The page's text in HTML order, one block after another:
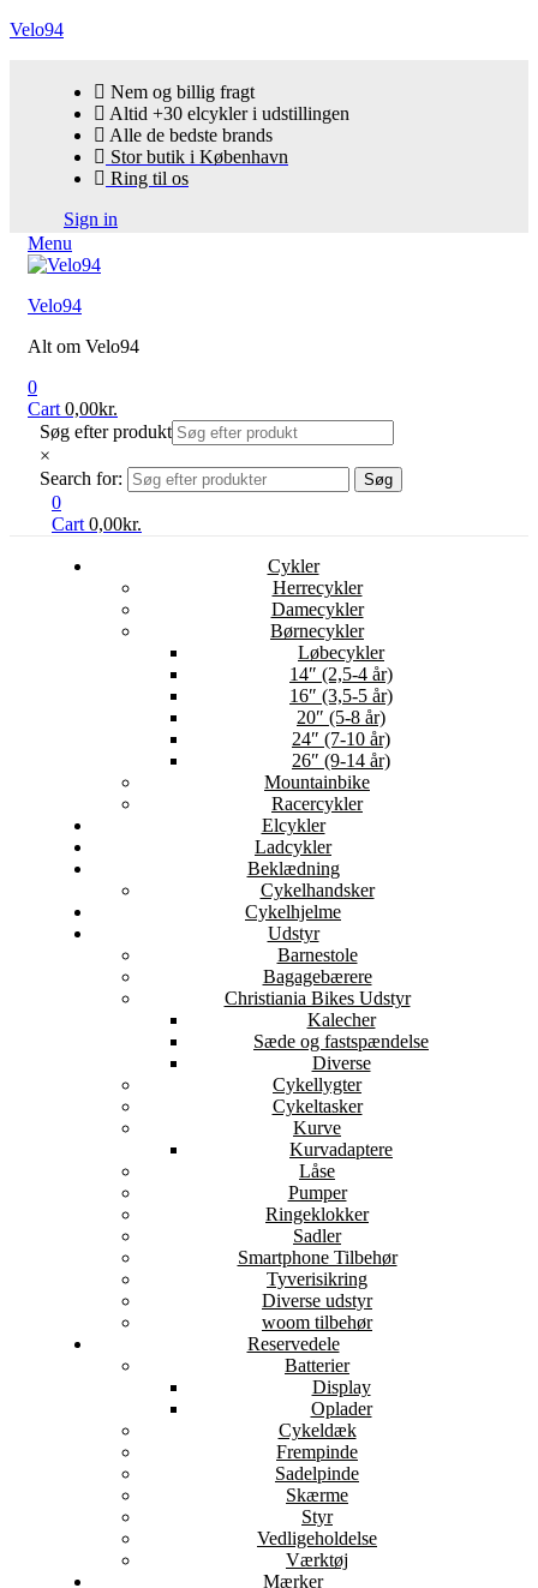
Velo94
Nem og billig fragt
Altid +30 elcykler i udstillingen
Alle de bedste brands
Stor butik i København
Ring til os
Sign in
Menu
Velo94
Alt om Velo94
0
Cart 0,00kr.
Søg efter produkt
×
Search for:
Søg
0
Cart 0,00kr.
Cykler
Herrecykler
Damecykler
Børnecykler
Løbecykler
14″ (2,5-4 år)
16″ (3,5-5 år)
20″ (5-8 år)
24″ (7-10 år)
26″ (9-14 år)
Mountainbike
Racercykler
Elcykler
Ladcykler
Beklædning
Cykelhandsker
Cykelhjelme
Udstyr
Barnestole
Bagagebærere
Christiania Bikes Udstyr
Kalecher
Sæde og fastspændelse
Diverse
Cykellygter
Cykeltasker
Kurve
Kurvadaptere
Låse
Pumper
Ringeklokker
Sadler
Smartphone Tilbehør
Tyverisikring
Diverse udstyr
woom tilbehør
Reservedele
Batterier
Display
Oplader
Cykeldæk
Frempinde
Sadelpinde
Skærme
Styr
Vedligeholdelse
Værktøj
Mærker